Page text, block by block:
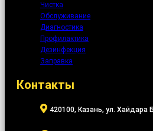
Чистка
Обслуживание
Диагностика
Профилактика
Дезинфекция
Заправка
Контакты
420100, Казань, ул. Хайдара